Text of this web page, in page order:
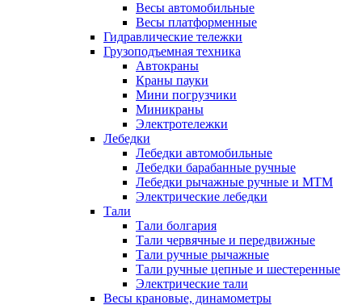
Весы автомобильные
Весы платформенные
Гидравлические тележки
Грузоподъемная техника
Автокраны
Краны пауки
Мини погрузчики
Миникраны
Электротележки
Лебедки
Лебедки автомобильные
Лебедки барабанные ручные
Лебедки рычажные ручные и МТМ
Электрические лебедки
Тали
Тали болгария
Тали червячные и передвижные
Тали ручные рычажные
Тали ручные цепные и шестеренные
Электрические тали
Весы крановые, динамометры